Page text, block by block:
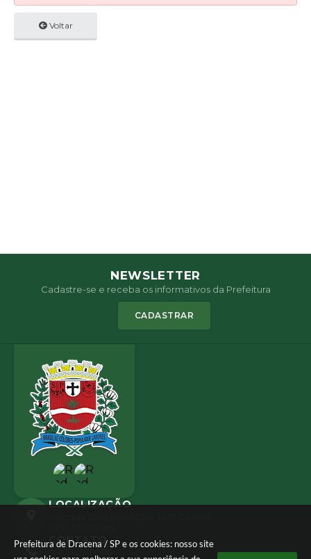
Prefeitura de Dracena / SP e os cookies: nosso site
Voltar
NEWSLETTER
Cadastre-se e receba os informativos da Prefeitura
CADASTRAR
LOCALIZAÇÃO
CONTATO